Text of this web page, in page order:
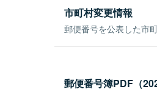
市町村変更情報
郵便番号を公表した市
郵便番号簿PDF（